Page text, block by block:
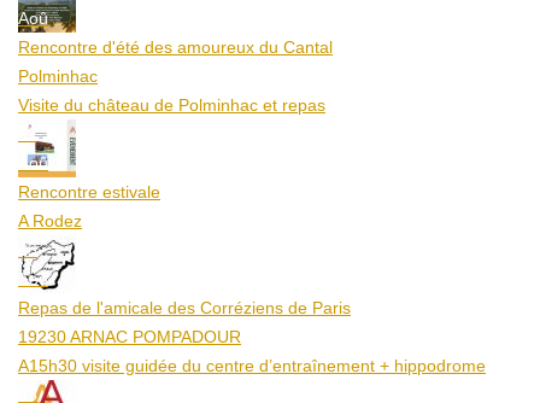
Aoû
Rencontre d'été des amoureux du Cantal
Polminhac
Visite du château de Polminhac et repas
12
Aoû
Rencontre estivale
A Rodez
23
Aoû
Repas de l'amicale des Corréziens de Paris
19230 ARNAC POMPADOUR
A15h30 visite guidée du centre d’entraînement + hippodrome
25